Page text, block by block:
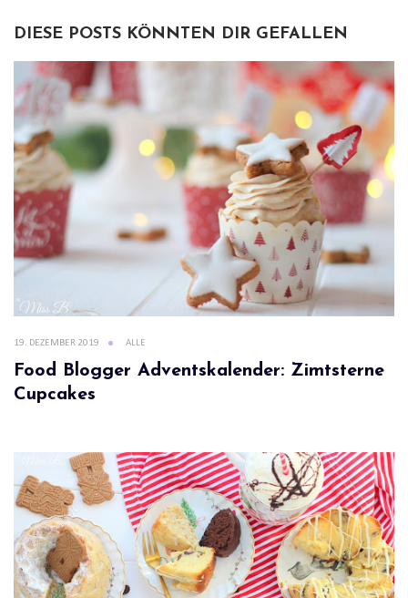
DIESE POSTS KÖNNTEN DIR GEFALLEN
19. DEZEMBER 2019 ALLE
Food Blogger Adventskalender: Zimtsterne
Cupcakes